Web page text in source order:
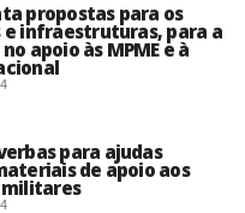
propostas para os
infraestruturas, para a
apoio às MPME e à
para ajudas
de apoio aos